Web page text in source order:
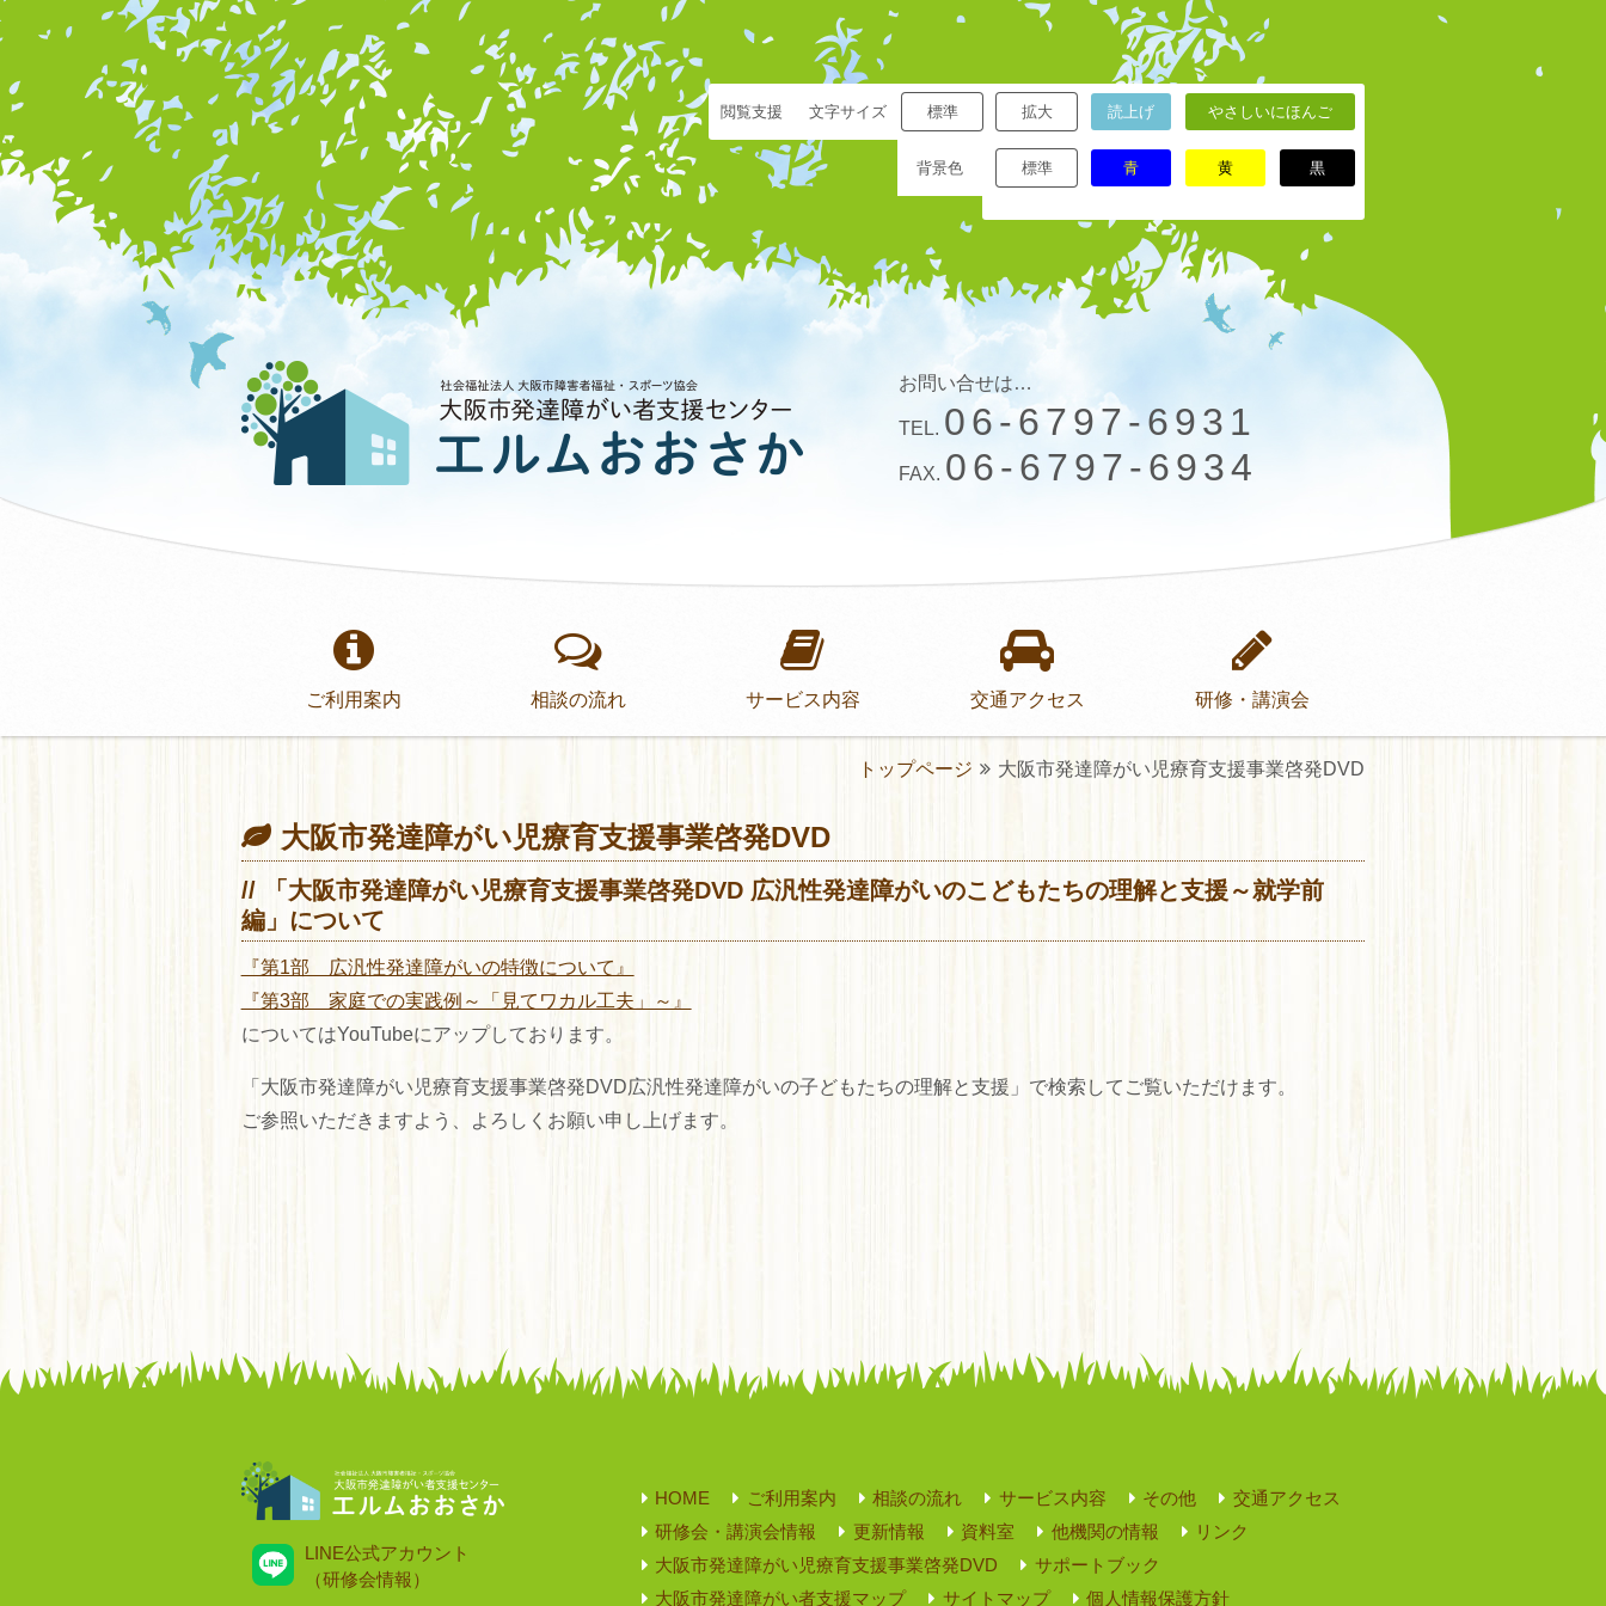
閲覧支援 文字サイズ 標準 拡大 読上げ やさしいにほんご
背景色 標準 青 黄 黒
お問い合せは…
TEL. 06-6797-6931
FAX. 06-6797-6934
ご利用案内 相談の流れ サービス内容 交通アクセス 研修・講演会
トップページ 大阪市発達障がい児療育支援事業啓発DVD
大阪市発達障がい児療育支援事業啓発DVD
「大阪市発達障がい児療育支援事業啓発DVD 広汎性発達障がいのこどもたちの理解と支援～就学前
編」について
『第1部 広汎性発達障がいの特徴について』
『第3部 家庭での実践例～「見てワカル工夫」～』
についてはYouTubeにアップしております。
「大阪市発達障がい児療育支援事業啓発DVD広汎性発達障がいの子どもたちの理解と支援」で検索してご覧いただけます。
ご参照いただきますよう、よろしくお願い申し上げます。
LINE公式アカウント
（研修会情報）
HOME ご利用案内 相談の流れ サービス内容 その他
交通アクセス
研修会・講演会情報
更新情報 資料室 他機関の情報
リンク
大阪市発達障がい児療育支援事業啓発DVD
サポートブック
大阪市発達障がい者支援マップ
サイトマップ 個人情報保護方針